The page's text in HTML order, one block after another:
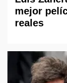
mejor
reales